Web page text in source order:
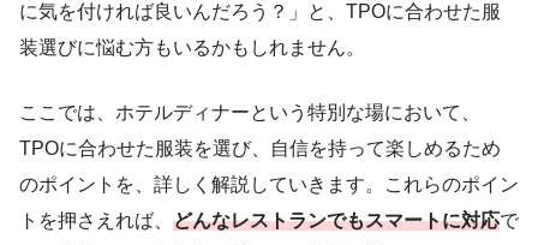
に気を付ければ良いんだろう？」と、TPOに合わせた服
装選びに悩む方もいるかもしれません。
ここでは、ホテルディナーという特別な場において、
TPOに合わせた服装を選び、自信を持って楽しめるため
のポイントを、詳しく解説していきます。これらのポイン
トを押さえれば、 どんなレストランでもスマートに対応で